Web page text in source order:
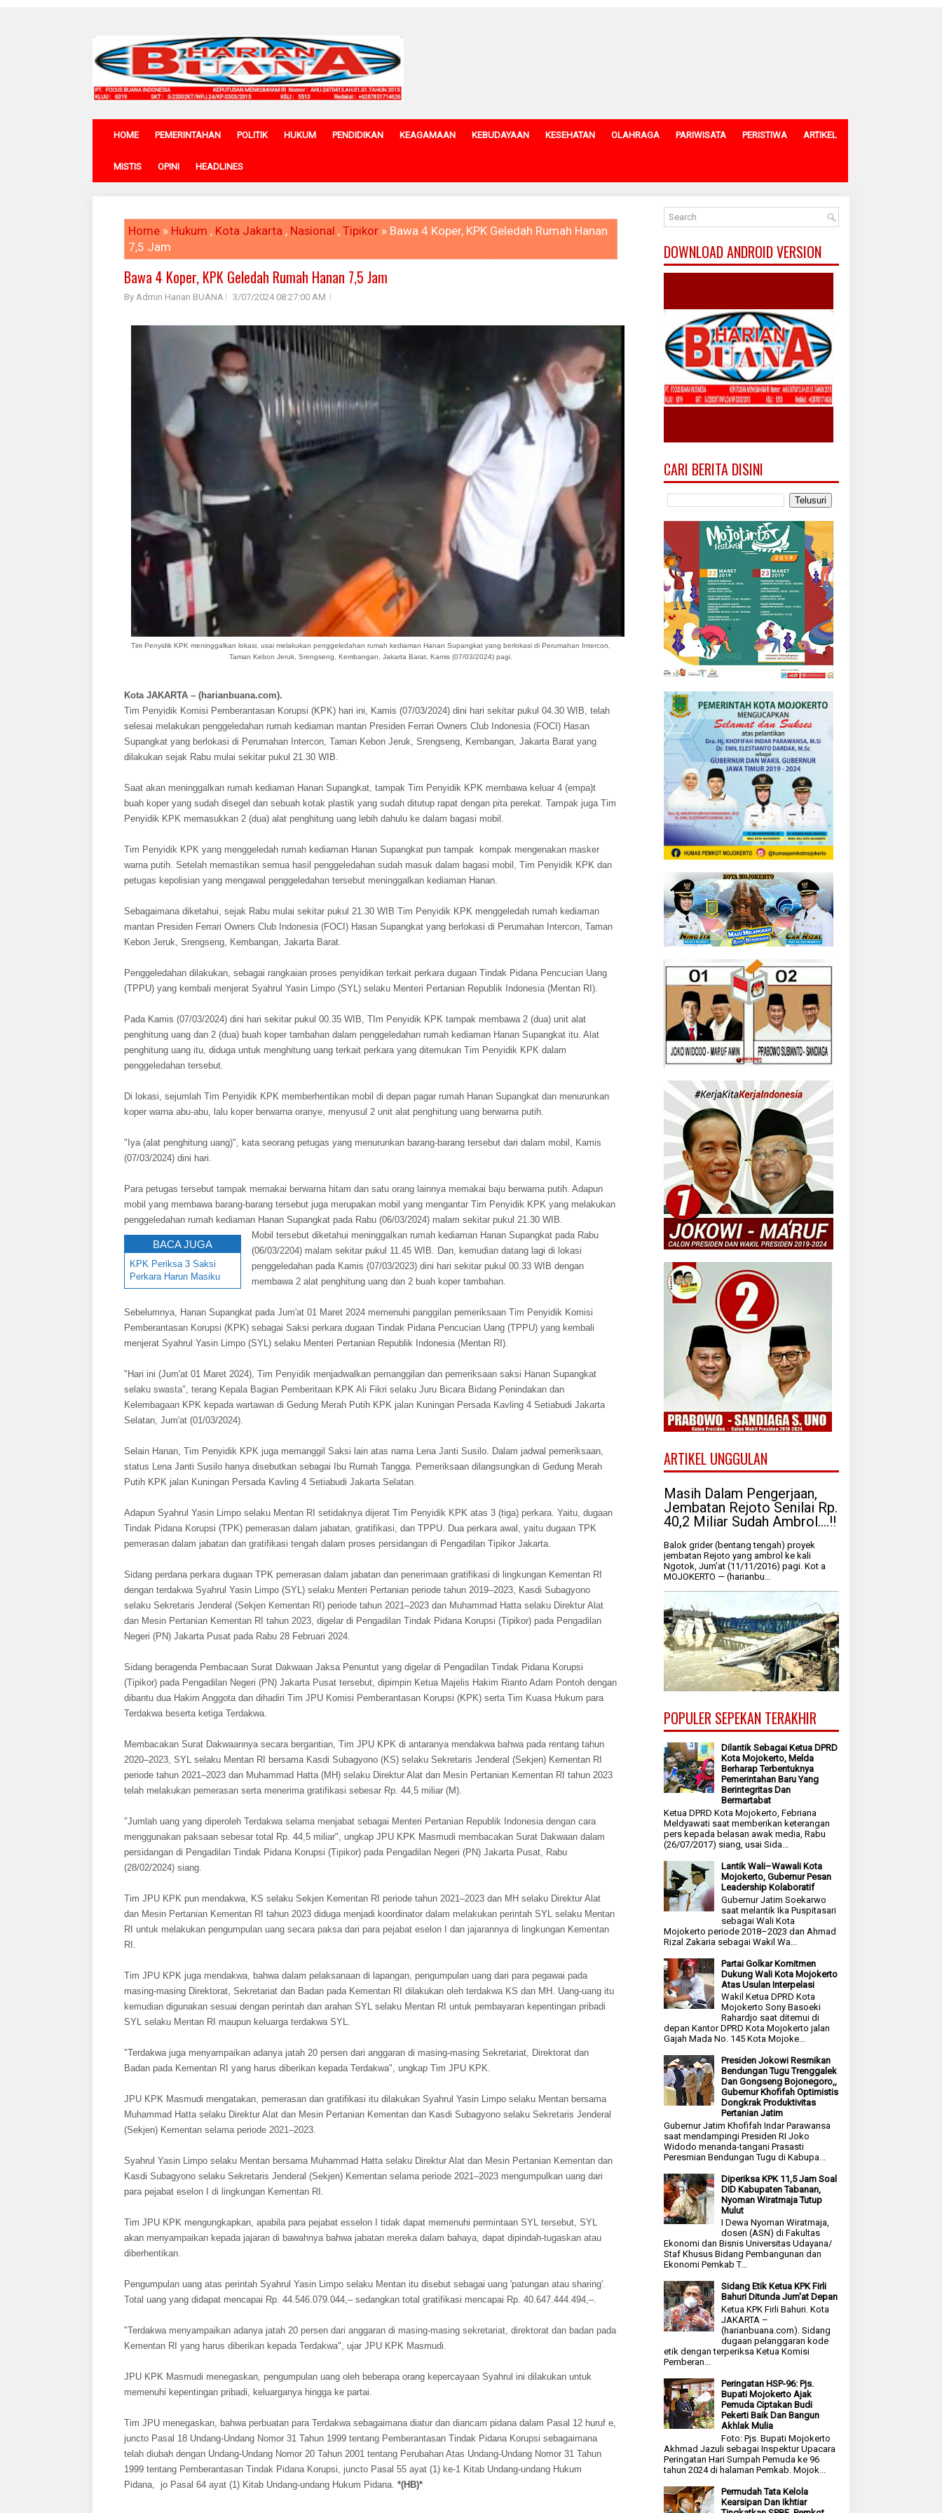
HOME PEMERINTAHAN POLITIK HUKUM PENDIDIKAN KEAGAMAAN KEBUDAYAAN KESEHATAN OLAHRAGA PARIWISATA PERISTIWA ARTIKEL
MISTIS OPINI HEADLINES
Home » Hukum , Kota Jakarta , Nasional , Tipikor » Bawa 4 Koper, KPK Geledah Rumah Hanan
7,5 Jam
Bawa 4 Koper, KPK Geledah Rumah Hanan 7,5 Jam
By Admin Harian BUANA 3/07/2024 08:27:00 AM
Tim Penyidik KPK meninggalkan lokasi, usai melakukan penggeledahan rumah kediaman Hanan Supangkat yang berlokasi di Perumahan Intercon,
Taman Kebon Jeruk, Srengseng, Kembangan, Jakarta Barat, Kamis (07/03/2024) pagi.
Kota JAKARTA – (harianbuana.com).
Tim Penyidik Komisi Pemberantasan Korupsi (KPK) hari ini, Kamis (07/03/2024) dini hari sekitar pukul 04.30 WIB, telah
selesai melakukan penggeledahan rumah kediaman mantan Presiden Ferrari Owners Club Indonesia (FOCI) Hasan
Supangkat yang berlokasi di Perumahan Intercon, Taman Kebon Jeruk, Srengseng, Kembangan, Jakarta Barat yang
dilakukan sejak Rabu mulai sekitar pukul 21.30 WIB.
Saat akan meninggalkan rumah kediaman Hanan Supangkat, tampak Tim Penyidik KPK membawa keluar 4 (empa)t
buah koper yang sudah disegel dan sebuah kotak plastik yang sudah ditutup rapat dengan pita perekat. Tampak juga Tim
Penyidik KPK memasukkan 2 (dua) alat penghitung uang lebih dahulu ke dalam bagasi mobil.
Tim Penyidik KPK yang menggeledah rumah kediaman Hanan Supangkat pun tampak kompak mengenakan masker
warna putih. Setelah memastikan semua hasil penggeledahan sudah masuk dalam bagasi mobil, Tim Penyidik KPK dan
petugas kepolisian yang mengawal penggeledahan tersebut meninggalkan kediaman Hanan.
Sebagaimana diketahui, sejak Rabu mulai sekitar pukul 21.30 WIB Tim Penyidik KPK menggeledah rumah kediaman
mantan Presiden Ferrari Owners Club Indonesia (FOCI) Hasan Supangkat yang berlokasi di Perumahan Intercon, Taman
Kebon Jeruk, Srengseng, Kembangan, Jakarta Barat.
Penggeledahan dilakukan, sebagai rangkaian proses penyidikan terkait perkara dugaan Tindak Pidana Pencucian Uang
(TPPU) yang kembali menjerat Syahrul Yasin Limpo (SYL) selaku Menteri Pertanian Republik Indonesia (Mentan RI).
Pada Kamis (07/03/2024) dini hari sekitar pukul 00.35 WIB, TIm Penyidik KPK tampak membawa 2 (dua) unit alat
penghitung uang dan 2 (dua) buah koper tambahan dalam penggeledahan rumah kediaman Hanan Supangkat itu. Alat
penghitung uang itu, diduga untuk menghitung uang terkait perkara yang ditemukan Tim Penyidik KPK dalam
penggeledahan tersebut.
Di lokasi, sejumlah Tim Penyidik KPK memberhentikan mobil di depan pagar rumah Hanan Supangkat dan menurunkan
koper warna abu-abu, lalu koper berwarna oranye, menyusul 2 unit alat penghitung uang berwarna putih.
"Iya (alat penghitung uang)", kata seorang petugas yang menurunkan barang-barang tersebut dari dalam mobil, Kamis
(07/03/2024) dini hari.
Para petugas tersebut tampak memakai berwarna hitam dan satu orang lainnya memakai baju berwarna putih. Adapun
mobil yang membawa barang-barang tersebut juga merupakan mobil yang mengantar Tim Penyidik KPK yang melakukan
penggeledahan rumah kediaman Hanan Supangkat pada Rabu (06/03/2024) malam sekitar pukul 21.30 WIB.
BACA JUGA
KPK Periksa 3 Saksi
Perkara Harun Masiku
Mobil tersebut diketahui meninggalkan rumah kediaman Hanan Supangkat pada Rabu
(06/03/2204) malam sekitar pukul 11.45 WIB. Dan, kemudian datang lagi di lokasi
penggeledahan pada Kamis (07/03/2023) dini hari sekitar pukul 00.33 WIB dengan
membawa 2 alat penghitung uang dan 2 buah koper tambahan.
Sebelumnya, Hanan Supangkat pada Jum'at 01 Maret 2024 memenuhi panggilan pemeriksaan Tim Penyidik Komisi
Pemberantasan Korupsi (KPK) sebagai Saksi perkara dugaan Tindak Pidana Pencucian Uang (TPPU) yang kembali
menjerat Syahrul Yasin Limpo (SYL) selaku Menteri Pertanian Republik Indonesia (Mentan RI).
"Hari ini (Jum'at 01 Maret 2024), Tim Penyidik menjadwalkan pemanggilan dan pemeriksaan saksi Hanan Supangkat
selaku swasta", terang Kepala Bagian Pemberitaan KPK Ali Fikri selaku Juru Bicara Bidang Penindakan dan
Kelembagaan KPK kepada wartawan di Gedung Merah Putih KPK jalan Kuningan Persada Kavling 4 Setiabudi Jakarta
Selatan, Jum'at (01/03/2024).
Selain Hanan, Tim Penyidik KPK juga memanggil Saksi lain atas nama Lena Janti Susilo. Dalam jadwal pemeriksaan,
status Lena Janti Susilo hanya disebutkan sebagai Ibu Rumah Tangga. Pemeriksaan dilangsungkan di Gedung Merah
Putih KPK jalan Kuningan Persada Kavling 4 Setiabudi Jakarta Selatan.
Adapun Syahrul Yasin Limpo selaku Mentan RI setidaknya dijerat Tim Penyidik KPK atas 3 (tiga) perkara. Yaitu, dugaan
Tindak Pidana Korupsi (TPK) pemerasan dalam jabatan, gratifikasi, dan TPPU. Dua perkara awal, yaitu dugaan TPK
pemerasan dalam jabatan dan gratifikasi tengah dalam proses persidangan di Pengadilan Tipikor Jakarta.
Sidang perdana perkara dugaan TPK pemerasan dalam jabatan dan penerimaan gratifikasi di lingkungan Kementan RI
dengan terdakwa Syahrul Yasin Limpo (SYL) selaku Menteri Pertanian periode tahun 2019–2023, Kasdi Subagyono
selaku Sekretaris Jenderal (Sekjen Kementan RI) periode tahun 2021–2023 dan Muhammad Hatta selaku Direktur Alat
dan Mesin Pertanian Kementan RI tahun 2023, digelar di Pengadilan Tindak Pidana Korupsi (Tipikor) pada Pengadilan
Negeri (PN) Jakarta Pusat pada Rabu 28 Februari 2024.
Sidang beragenda Pembacaan Surat Dakwaan Jaksa Penuntut yang digelar di Pengadilan Tindak Pidana Korupsi
(Tipikor) pada Pengadilan Negeri (PN) Jakarta Pusat tersebut, dipimpin Ketua Majelis Hakim Rianto Adam Pontoh dengan
dibantu dua Hakim Anggota dan dihadiri Tim JPU Komisi Pemberantasan Korupsi (KPK) serta Tim Kuasa Hukum para
Terdakwa beserta ketiga Terdakwa.
Membacakan Surat Dakwaannya secara bergantian, Tim JPU KPK di antaranya mendakwa bahwa pada rentang tahun
2020–2023, SYL selaku Mentan RI bersama Kasdi Subagyono (KS) selaku Sekretaris Jenderal (Sekjen) Kementan RI
periode tahun 2021–2023 dan Muhammad Hatta (MH) selaku Direktur Alat dan Mesin Pertanian Kementan RI tahun 2023
telah melakukan pemerasan serta menerima gratifikasi sebesar Rp. 44,5 miliar (M).
"Jumlah uang yang diperoleh Terdakwa selama menjabat sebagai Menteri Pertanian Republik Indonesia dengan cara
menggunakan paksaan sebesar total Rp. 44,5 miliar", ungkap JPU KPK Masmudi membacakan Surat Dakwaan dalam
persidangan di Pengadilan Tindak Pidana Korupsi (Tipikor) pada Pengadilan Negeri (PN) Jakarta Pusat, Rabu
(28/02/2024) siang.
Tim JPU KPK pun mendakwa, KS selaku Sekjen Kementan RI periode tahun 2021–2023 dan MH selaku Direktur Alat
dan Mesin Pertanian Kementan RI tahun 2023 diduga menjadi koordinator dalam melakukan perintah SYL selaku Mentan
RI untuk melakukan pengumpulan uang secara paksa dari para pejabat eselon I dan jajarannya di lingkungan Kementan
RI.
Tim JPU KPK juga mendakwa, bahwa dalam pelaksanaan di lapangan, pengumpulan uang dari para pegawai pada
masing-masing Direktorat, Sekretariat dan Badan pada Kementan RI dilakukan oleh terdakwa KS dan MH. Uang-uang itu
kemudian digunakan sesuai dengan perintah dan arahan SYL selaku Mentan RI untuk pembayaran kepentingan pribadi
SYL selaku Mentan RI maupun keluarga terdakwa SYL.
"Terdakwa juga menyampaikan adanya jatah 20 persen dari anggaran di masing-masing Sekretariat, Direktorat dan
Badan pada Kementan RI yang harus diberikan kepada Terdakwa", ungkap Tim JPU KPK.
JPU KPK Masmudi mengatakan, pemerasan dan gratifikasi itu dilakukan Syahrul Yasin Limpo selaku Mentan bersama
Muhammad Hatta selaku Direktur Alat dan Mesin Pertanian Kementan dan Kasdi Subagyono selaku Sekretaris Jenderal
(Sekjen) Kementan selama periode 2021–2023.
Syahrul Yasin Limpo selaku Mentan bersama Muhammad Hatta selaku Direktur Alat dan Mesin Pertanian Kementan dan
Kasdi Subagyono selaku Sekretaris Jenderal (Sekjen) Kementan selama periode 2021–2023 mengumpulkan uang dari
para pejabat eselon I di lingkungan Kementan RI.
Tim JPU KPK mengungkapkan, apabila para pejabat esselon I tidak dapat memenuhi permintaan SYL tersebut, SYL
akan menyampaikan kepada jajaran di bawahnya bahwa jabatan mereka dalam bahaya, dapat dipindah-tugaskan atau
diberhentikan.
Pengumpulan uang atas perintah Syahrul Yasin Limpo selaku Mentan itu disebut sebagai uang 'patungan atau sharing'.
Total uang yang didapat mencapai Rp. 44.546.079.044,– sedangkan total gratifikasi mencapai Rp. 40.647.444.494,–.
"Terdakwa menyampaikan adanya jatah 20 persen dari anggaran di masing-masing sekretariat, direktorat dan badan pada
Kementan RI yang harus diberikan kepada Terdakwa", ujar JPU KPK Masmudi.
JPU KPK Masmudi menegaskan, pengumpulan uang oleh beberapa orang kepercayaan Syahrul ini dilakukan untuk
memenuhi kepentingan pribadi, keluarganya hingga ke partai.
Tim JPU menegaskan, bahwa perbuatan para Terdakwa sebagaimana diatur dan diancam pidana dalam Pasal 12 huruf e,
juncto Pasal 18 Undang-Undang Nomor 31 Tahun 1999 tentang Pemberantasan Tindak Pidana Korupsi sebagaimana
telah diubah dengan Undang-Undang Nomor 20 Tahun 2001 tentang Perubahan Atas Undang-Undang Nomor 31 Tahun
1999 tentang Pemberantasan Tindak Pidana Korupsi, juncto Pasal 55 ayat (1) ke-1 Kitab Undang-undang Hukum
Pidana, jo Pasal 64 ayat (1) Kitab Undang-undang Hukum Pidana. *(HB)*
DOWNLOAD ANDROID VERSION
CARI BERITA DISINI
ARTIKEL UNGGULAN
Masih Dalam Pengerjaan,
Jembatan Rejoto Senilai Rp.
40,2 Miliar Sudah Ambrol....!!
Balok grider (bentang tengah) proyek
jembatan Rejoto yang ambrol ke kali
Ngotok, Jum'at (11/11/2016) pagi. Kot a
MOJOKERTO — (harianbu...
POPULER SEPEKAN TERAKHIR
Dilantik Sebagai Ketua DPRD
Kota Mojokerto, Melda
Berharap Terbentuknya
Pemerintahan Baru Yang
Berintegritas Dan
Bermartabat
Ketua DPRD Kota Mojokerto, Febriana
Meldyawati saat memberikan keterangan
pers kepada belasan awak media, Rabu
(26/07/2017) siang, usai Sida...
Lantik Wali–Wawali Kota
Mojokerto, Gubernur Pesan
Leadership Kolaboratif
Gubernur Jatim Soekarwo
saat melantik Ika Puspitasari
sebagai Wali Kota
Mojokerto periode 2018–2023 dan Ahmad
Rizal Zakaria sebagai Wakil Wa...
Partai Golkar Komitmen
Dukung Wali Kota Mojokerto
Atas Usulan Interpelasi
Wakil Ketua DPRD Kota
Mojokerto Sony Basoeki
Rahardjo saat ditemui di
depan Kantor DPRD Kota Mojokerto jalan
Gajah Mada No. 145 Kota Mojoke...
Presiden Jokowi Resmikan
Bendungan Tugu Trenggalek
Dan Gongseng Bojonegoro,,
Gubernur Khofifah Optimistis
Dongkrak Produktivitas
Pertanian Jatim
Gubernur Jatim Khofifah Indar Parawansa
saat mendampingi Presiden RI Joko
Widodo menanda-tangani Prasasti
Peresmian Bendungan Tugu di Kabupa...
Diperiksa KPK 11,5 Jam Soal
DID Kabupaten Tabanan,
Nyoman Wiratmaja Tutup
Mulut
I Dewa Nyoman Wiratmaja,
dosen (ASN) di Fakultas
Ekonomi dan Bisnis Universitas Udayana/
Staf Khusus Bidang Pembangunan dan
Ekonomi Pemkab T...
Sidang Etik Ketua KPK Firli
Bahuri Ditunda Jum'at Depan
Ketua KPK Firli Bahuri. Kota
JAKARTA –
(harianbuana.com). Sidang
dugaan pelanggaran kode
etik dengan terperiksa Ketua Komisi
Pemberan...
Peringatan HSP-96: Pjs.
Bupati Mojokerto Ajak
Pemuda Ciptakan Budi
Pekerti Baik Dan Bangun
Akhlak Mulia
Foto: Pjs. Bupati Mojokerto
Akhmad Jazuli sebagai Inspektur Upacara
Peringatan Hari Sumpah Pemuda ke 96
tahun 2024 di halaman Pemkab. Mojok...
Permudah Tata Kelola
Kearsipan Dan Ikhtiar